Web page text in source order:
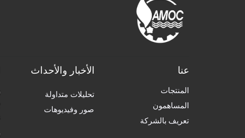
عنا
المنتجات
المساهمون
تعريف بالشركة
الأخبار والأحداث
تحليلات متداولة
صور وفيديوهات